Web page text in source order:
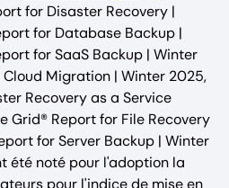
for Disaster Recovery |
for Database Backup |
for SaaS Backup | Winter
Migration | Winter 2025,
Recovery as a Service
Grid® Report for File Recovery
for Server Backup | Winter
été noté pour l'adoption la
pour l'indice de mise en